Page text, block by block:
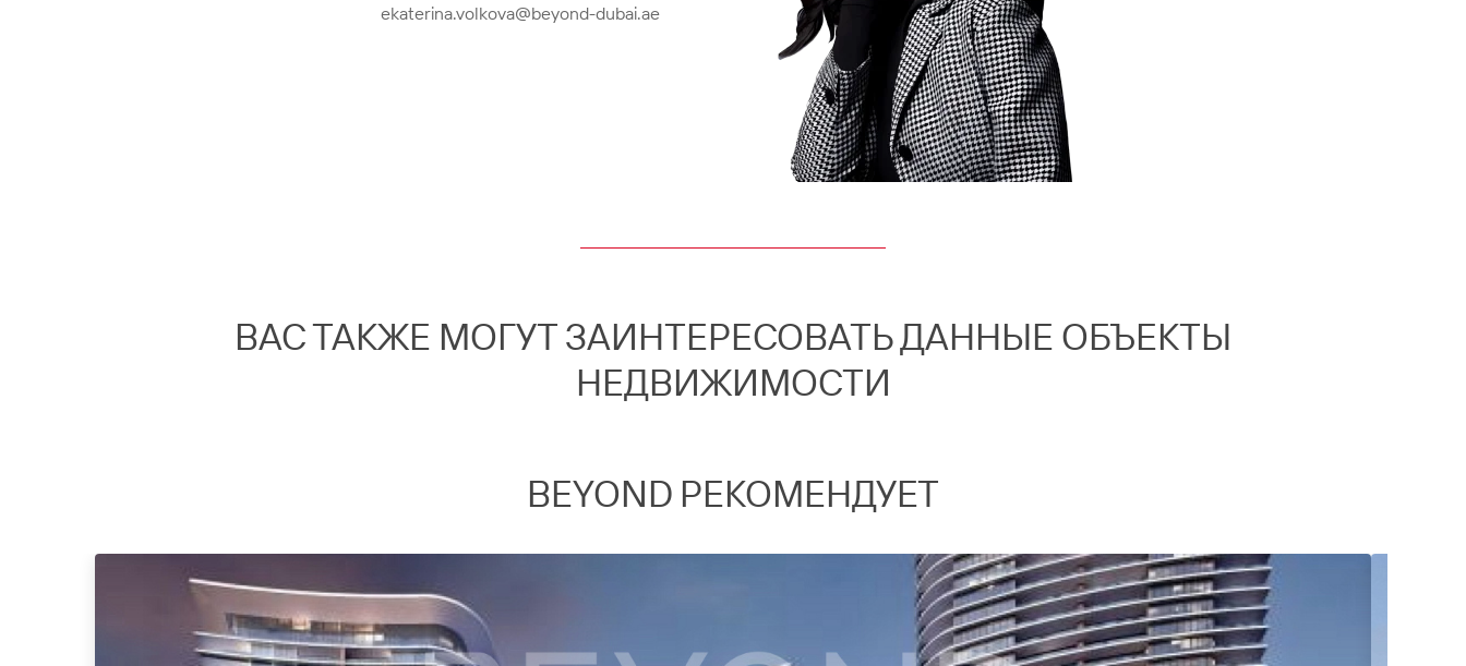
ekaterina.volkova@beyond-dubai.ae
ВАС ТАКЖЕ МОГУТ ЗАИНТЕРЕСОВАТЬ ДАННЫЕ ОБЪЕКТЫ
НЕДВИЖИМОСТИ
BEYOND РЕКОМЕНДУЕТ